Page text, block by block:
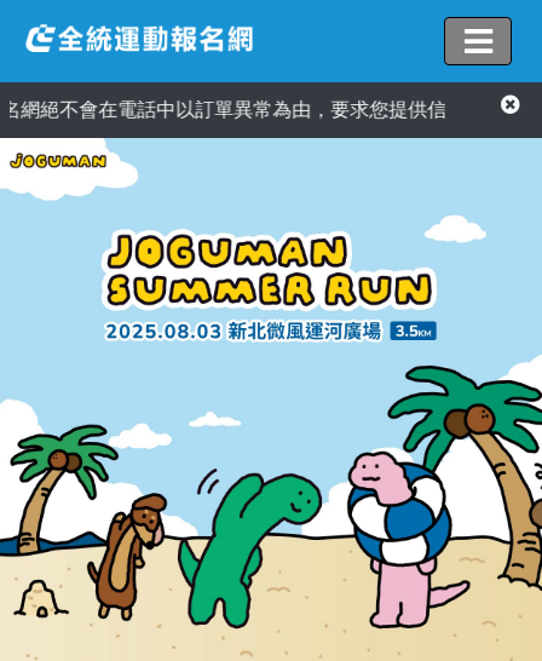
會在電話中以訂單異常為由，要求您提供信用卡資訊或